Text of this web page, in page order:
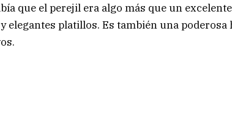
que el perejil era algo más que un
elegantes platillos. Es también una